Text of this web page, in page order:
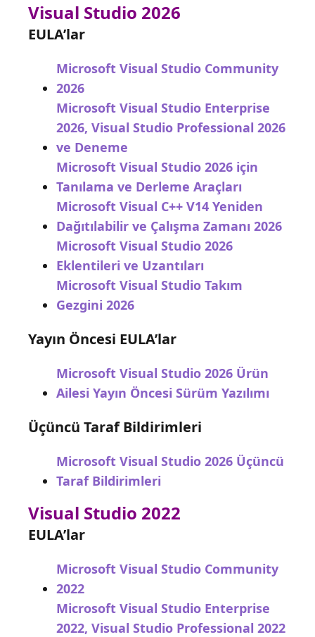
Visual Studio 2026
EULA’lar
Microsoft Visual Studio Community
2026
Microsoft Visual Studio Enterprise
2026, Visual Studio Professional 2026
ve Deneme
Microsoft Visual Studio 2026 için
Tanılama ve Derleme Araçları
Microsoft Visual C++ V14 Yeniden
Dağıtılabilir ve Çalışma Zamanı 2026
Microsoft Visual Studio 2026
Eklentileri ve Uzantıları
Microsoft Visual Studio Takım
Gezgini 2026
Yayın Öncesi EULA’lar
Microsoft Visual Studio 2026 Ürün
Ailesi Yayın Öncesi Sürüm Yazılımı
Üçüncü Taraf Bildirimleri
Microsoft Visual Studio 2026 Üçüncü
Taraf Bildirimleri
Visual Studio 2022
EULA’lar
Microsoft Visual Studio Community
2022
Microsoft Visual Studio Enterprise
2022, Visual Studio Professional 2022